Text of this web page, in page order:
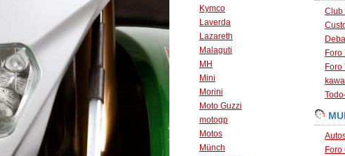
Kymco
Laverda
Lazareth
Malaguti
MH
Mini
Morini
Moto Guzzi
motogp
Motos
Münch
Club
Foro
Foro